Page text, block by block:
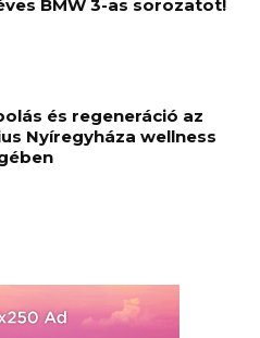
BMW 3-as sorozatot!
és regeneráció az
Nyíregyháza wellness